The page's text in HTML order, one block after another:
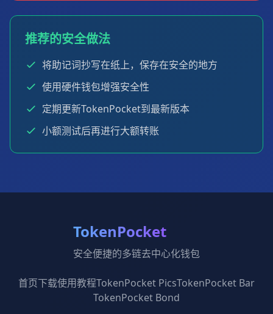
推荐的安全做法
将助记词抄写在纸上，保存在安全的地方
使用硬件钱包增强安全性
定期更新TokenPocket到最新版本
小额测试后再进行大额转账
TokenPocket
安全便捷的多链去中心化钱包
首页下载使用教程TokenPocket PicsTokenPocket Bar
TokenPocket Bond